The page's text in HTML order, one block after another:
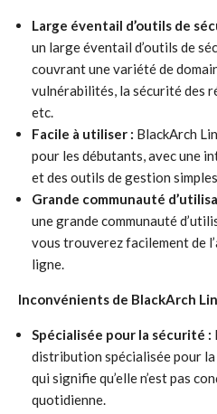
Large éventail d’outils de
un large éventail d’outils de
couvrant une variété de
vulnérabilités, la sécurité des
etc.
Facile à utiliser : BlackArch
pour les débutants, avec une
et des outils de gestion
Grande communauté
une grande communauté
vous trouverez facilement de
ligne.
Inconvénients de BlackArch
Spécialisée pour la sécurité :
distribution spécialisée pour
qui signifie qu’elle n’est pas
quotidienne.